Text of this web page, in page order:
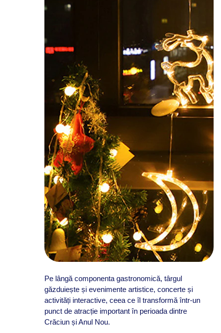
Pe lângă componenta gastronomică, târgul
găzduiește și evenimente artistice, concerte și
activități interactive, ceea ce îl transformă într-un
punct de atracție important în perioada dintre
Crăciun și Anul Nou.